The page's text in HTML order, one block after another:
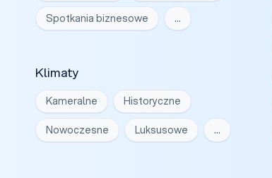
Klimaty
Kameralne Historyczne
Nowoczesne Luksusowe …
Spotkania biznesowe …